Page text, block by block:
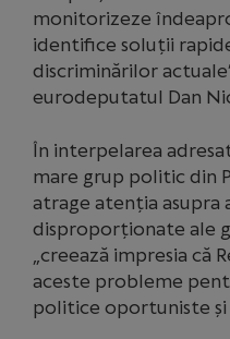
monitorizeze
identifice soluții
discriminărilor
eurodeputatul Dan
În interpelarea
mare grup politic din
atrage atenția asupra
disproporționate ale
„creează impresia că
aceste probleme
politice oportuniste și